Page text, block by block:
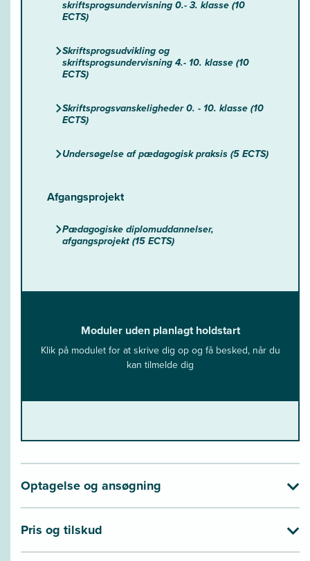
skriftsprogsundervisning 0.- 3. klasse (10
ECTS)
Skriftsprogsudvikling og
skriftsprogsundervisning 4.- 10. klasse (10
ECTS)
Skriftsprogsvanskeligheder 0. - 10. klasse (10
ECTS)
Undersøgelse af pædagogisk praksis (5 ECTS)
Afgangsprojekt
Pædagogiske diplomuddannelser,
afgangsprojekt (15 ECTS)
Moduler uden planlagt holdstart
Klik på modulet for at skrive dig op og få besked, når du
kan tilmelde dig
Optagelse og ansøgning
Pris og tilskud